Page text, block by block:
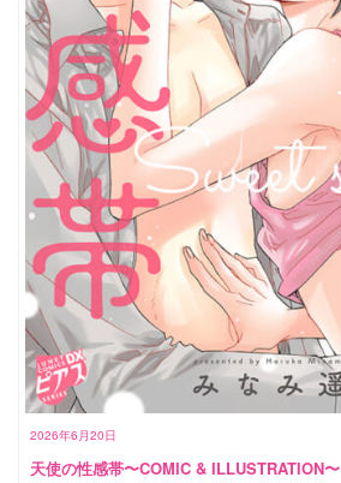
2026年6月20日
天使の性感帯〜COMIC & ILLUSTRATION〜